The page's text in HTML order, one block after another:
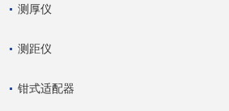
测厚仪
测距仪
钳式适配器